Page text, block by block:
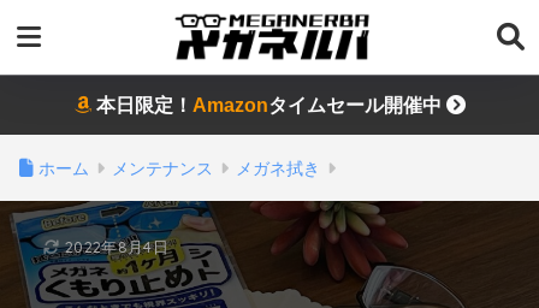
本日限定！ Amazonタイムセール開催中
ホーム メンテナンス メガネ拭き
2022年8月4日